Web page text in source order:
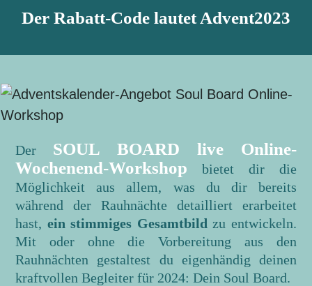
Der Rabatt-Code lautet Advent2023
Der SOUL BOARD live Online-
Wochenend-Workshop bietet dir die
Möglichkeit aus allem, was du dir bereits
während der Rauhnächte detailliert erarbeitet
hast, ein stimmiges Gesamtbild zu entwickeln.
Mit oder ohne die Vorbereitung aus den
Rauhnächten gestaltest du eigenhändig deinen
kraftvollen Begleiter für 2024: Dein Soul Board.